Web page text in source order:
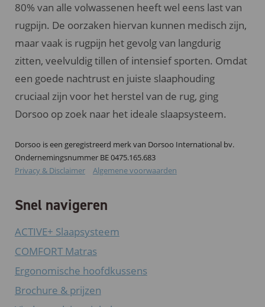
80% van alle volwassenen heeft wel eens last van
rugpijn. De oorzaken hiervan kunnen medisch zijn,
maar vaak is rugpijn het gevolg van langdurig
zitten, veelvuldig tillen of intensief sporten. Omdat
een goede nachtrust en juiste slaaphouding
cruciaal zijn voor het herstel van de rug, ging
Dorsoo op zoek naar het ideale slaapsysteem.
Dorsoo is een geregistreerd merk van Dorsoo International bv.
Ondernemingsnummer BE 0475.165.683
Privacy & Disclaimer
Algemene voorwaarden
Snel navigeren
ACTIVE+ Slaapsysteem
COMFORT Matras
Ergonomische hoofdkussens
Brochure & prijzen